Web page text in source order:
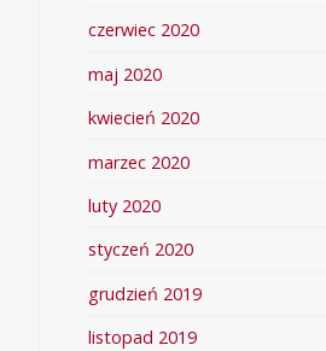
czerwiec 2020
maj 2020
kwiecień 2020
marzec 2020
luty 2020
styczeń 2020
grudzień 2019
listopad 2019